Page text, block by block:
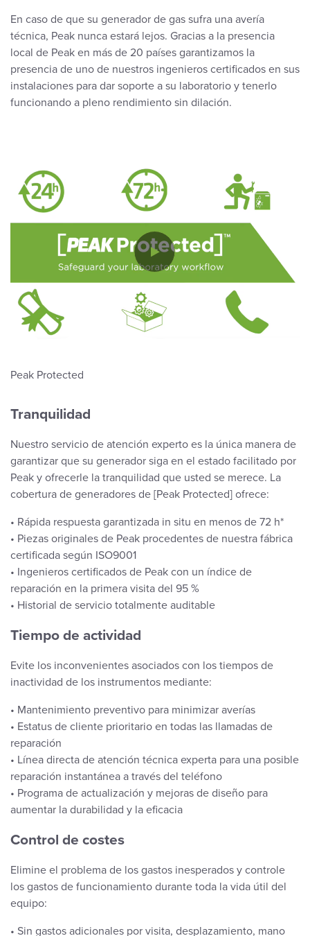
En caso de que su generador de gas sufra una avería
técnica, Peak nunca estará lejos. Gracias a la presencia
local de Peak en más de 20 países garantizamos la
presencia de uno de nuestros ingenieros certificados en sus
instalaciones para dar soporte a su laboratorio y tenerlo
funcionando a pleno rendimiento sin dilación.
Peak Protected
Tranquilidad
Nuestro servicio de atención experto es la única manera de
garantizar que su generador siga en el estado facilitado por
Peak y ofrecerle la tranquilidad que usted se merece. La
cobertura de generadores de [Peak Protected] ofrece:
• Rápida respuesta garantizada in situ en menos de 72 h*
• Piezas originales de Peak procedentes de nuestra fábrica
certificada según ISO9001
• Ingenieros certificados de Peak con un índice de
reparación en la primera visita del 95 %
• Historial de servicio totalmente auditable
Tiempo de actividad
Evite los inconvenientes asociados con los tiempos de
inactividad de los instrumentos mediante:
• Mantenimiento preventivo para minimizar averías
• Estatus de cliente prioritario en todas las llamadas de
reparación
• Línea directa de atención técnica experta para una posible
reparación instantánea a través del teléfono
• Programa de actualización y mejoras de diseño para
aumentar la durabilidad y la eficacia
Control de costes
Elimine el problema de los gastos inesperados y controle
los gastos de funcionamiento durante toda la vida útil del
equipo:
• Sin gastos adicionales por visita, desplazamiento, mano